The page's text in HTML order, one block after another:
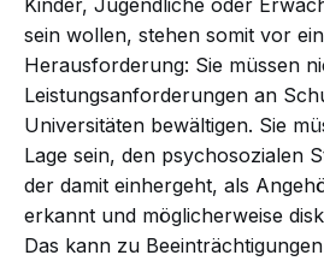
sein wollen, stehen somit vor
Herausforderung: Sie müssen
Leistungsanforderungen an
Universitäten bewältigen. Sie
Lage sein, den psychosozialen
der damit einhergeht, als
erkannt und möglicherweise
Das kann zu